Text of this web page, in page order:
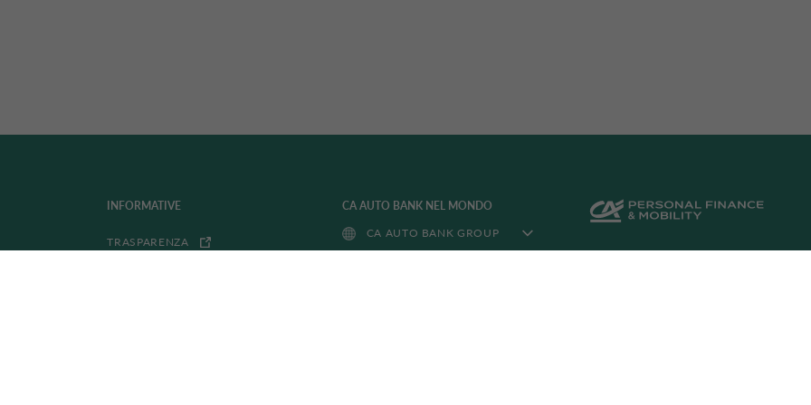
INFORMATIVE
TRASPARENZA
CA AUTO BANK NEL MONDO
CA AUTO BANK GROUP